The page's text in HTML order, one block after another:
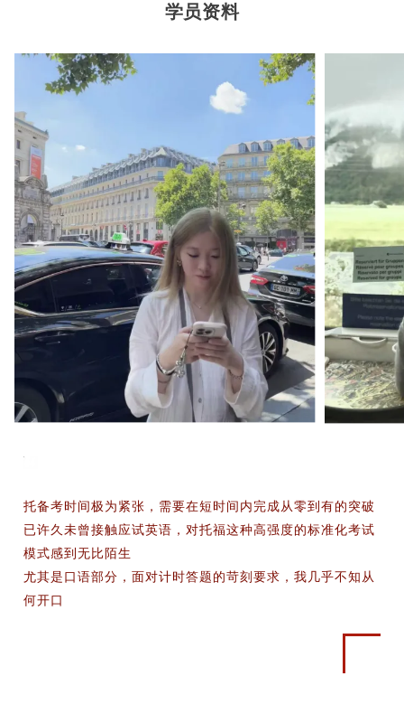
学员资料
托备考时间极为紧张，需要在短时间内完成从零到有的突破
已许久未曾接触应试英语，对托福这种高强度的标准化考试
模式感到无比陌生
尤其是口语部分，面对计时答题的苛刻要求，我几乎不知从
何开口